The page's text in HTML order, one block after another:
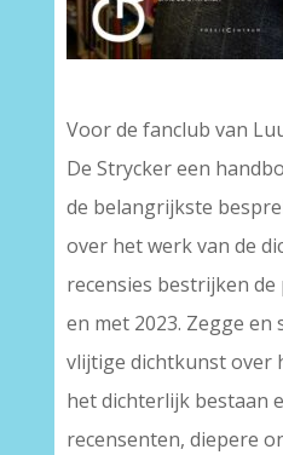
Voor de fanclub van
De Strycker een
de belangrijkste
over het werk van de
recensies bestrijken
en met 2023. Zegge
vlijtige dichtkunst over
het dichterlijk bestaan
recensenten, diepere